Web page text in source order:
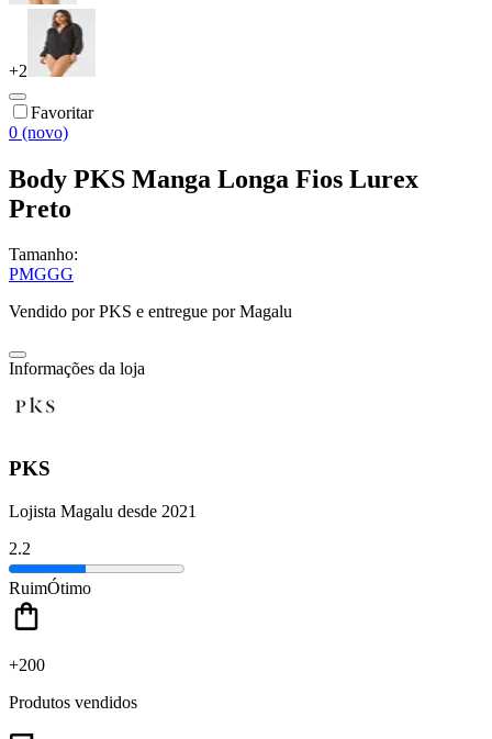
+2
Favoritar
0 (novo)
Body PKS Manga Longa Fios Lurex
Preto
Tamanho:
PMGGG
Vendido porPKS e entregue por Magalu
Informações da loja
PKS
Lojista Magalu desde 2021
2.2
RuimÓtimo
+200
Produtos vendidos